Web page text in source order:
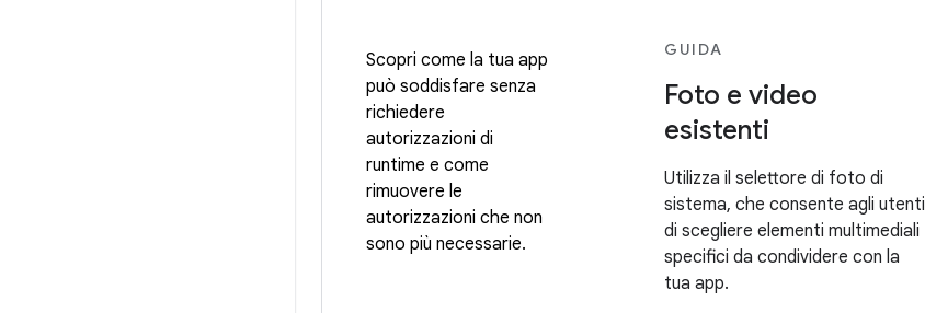
Scopri come la tua app
può soddisfare senza
richiedere
autorizzazioni di
runtime e come
rimuovere le
autorizzazioni che non
sono più necessarie.
GUIDA
Foto e video
esistenti
Utilizza il selettore di foto di
sistema, che consente agli utenti
di scegliere elementi multimediali
specifici da condividere con la
tua app.